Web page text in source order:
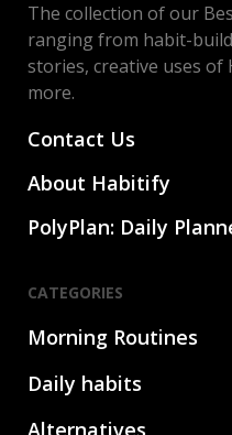
The collection of our
ranging from habit-
stories, creative uses of
more.
Contact Us
About Habitify
PolyPlan: Daily
CATEGORIES
Morning Routines
Daily habits
Alternatives